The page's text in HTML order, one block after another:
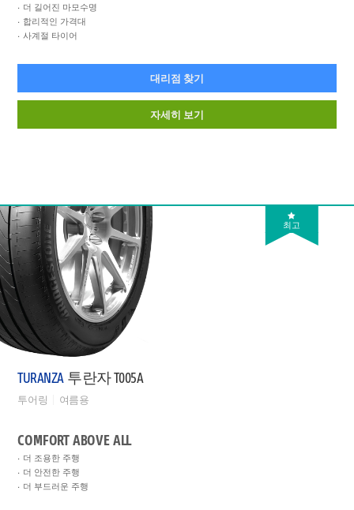
더 길어진 마모수명
합리적인 가격대
사계절 타이어
대리점 찾기
자세히 보기
최고
TURANZA 투란자 T005A
투어링 여름용
COMFORT ABOVE ALL
더 조용한 주행
더 안전한 주행
더 부드러운 주행